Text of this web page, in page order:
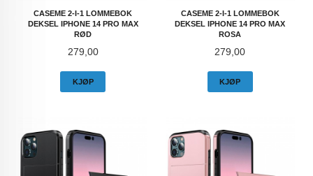
CASEME 2-I-1 LOMMEBOK
DEKSEL IPHONE 14 PRO MAX
RØD
Pris
279,00
KJØP
CASEME 2-I-1 LOMMEBOK
DEKSEL IPHONE 14 PRO MAX
ROSA
Pris
279,00
KJØP